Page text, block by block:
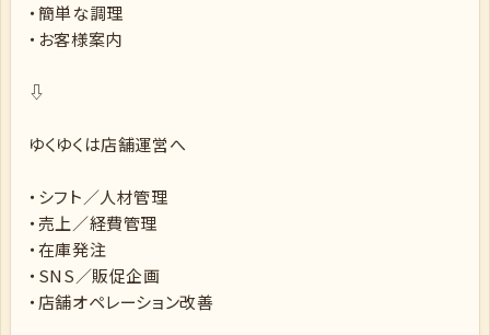
・簡単な調理
・お客様案内
⇩
ゆくゆくは店舗運営へ
・シフト／人材管理
・売上／経費管理
・在庫発注
・SNS／販促企画
・店舗オペレーション改善